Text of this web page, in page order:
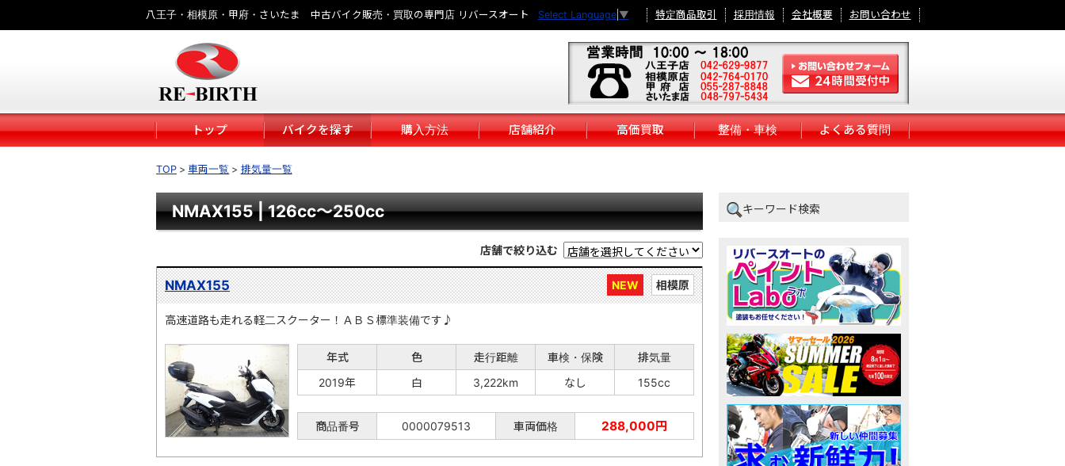
八王子・相模原・甲府・さいたま 中古バイク販売・買取の専門店 リバースオート Select Language ▼ 特定商品取引 採用情報 会社概要 お問い合わせ
トップ バイクを探す 購入方法 店舗紹介 高価買取 整備・車検 よくある質問
TOP 車両一覧 排気量一覧
NMAX155 | 126cc～250cc
店舗で絞り込む
NEW 相模原
NMAX155
高速道路も走れる軽二スクーター！ＡＢＳ標準装備です♪
年式 色 走行距離 車検・保険
排気量
2019年
白 3,222km なし 155cc
商品番号 0000079513 車両価格 288,000円
キーワード検索